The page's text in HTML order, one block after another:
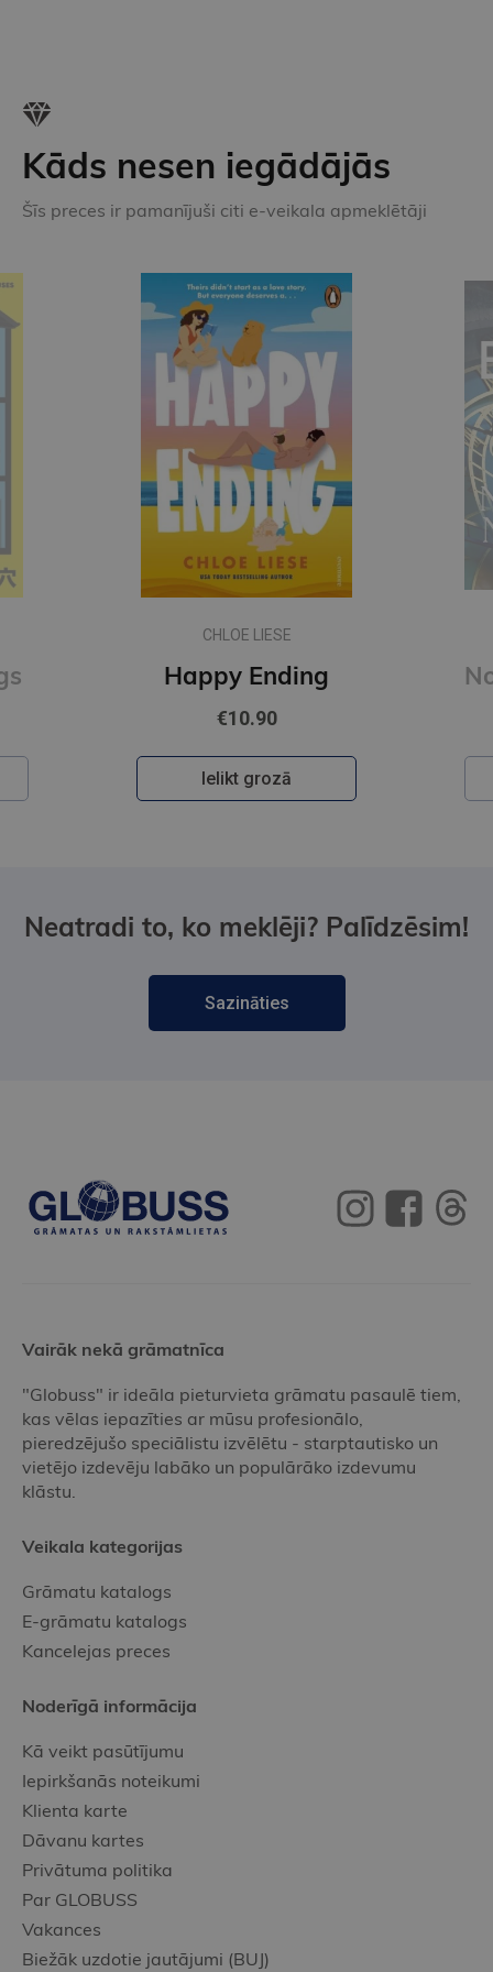
Kāds nesen iegādājās
Šīs preces ir pamanījuši citi e-veikala apmeklētāji
DENS BRAUNS
€35.95
Ielikt grozā
Neatradi to, ko meklēji? Palīdzēsim!
Sazināties
Vairāk nekā grāmatnīca
"Globuss" ir ideāla pieturvieta grāmatu pasaulē tiem,
kas vēlas iepazīties ar mūsu profesionālo,
pieredzējušo speciālistu izvēlētu - starptautisko un
vietējo izdevēju labāko un populārāko izdevumu
klāstu.
Veikala kategorijas
Grāmatu katalogs
E-grāmatu katalogs
Kancelejas preces
Noderīgā informācija
Kā veikt pasūtījumu
Iepirkšanās noteikumi
Klienta karte
Dāvanu kartes
Privātuma politika
Par GLOBUSS
Vakances
Biežāk uzdotie jautājumi (BUJ)